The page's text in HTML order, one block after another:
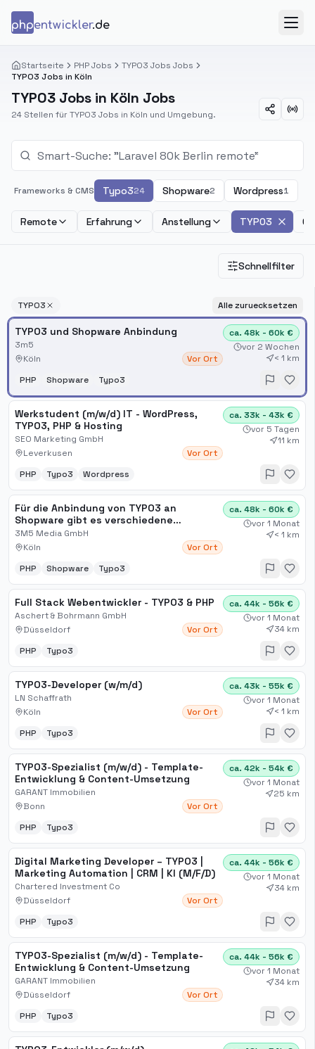
phpentwickler.de
Startseite PHP Jobs
TYPO3 Jobs Jobs
TYPO3 Jobs in Köln
TYPO3 Jobs in Köln Jobs
24 Stellen für TYPO3 Jobs in Köln und Umgebung.
Frameworks & CMS Typo324 Shopware2 Wordpress1
Remote Erfahrung Anstellung TYPO3
Schnellfilter
TYPO3 Alle zuruecksetzen
TYPO3 und Shopware Anbindung
3m5
Köln
Vor Ort
ca. 48k - 60k €
vor 2 Wochen
< 1 km
PHP
Shopware Typo3
Werkstudent (m/w/d) IT - WordPress,
TYPO3, PHP & Hosting
SEO Marketing GmbH
Leverkusen
Vor Ort
ca. 33k - 43k €
vor 5 Tagen
11 km
PHP Typo3 Wordpress
Für die Anbindung von TYPO3 an
Shopware gibt es verschiedene
Möglichkeiten
3M5 Media GmbH
Köln
Vor Ort
ca. 48k - 60k €
vor 1 Monat
< 1 km
PHP Shopware Typo3
Full Stack Webentwickler - TYPO3 & PHP
Aschert & Bohrmann GmbH
Düsseldorf
Vor Ort
ca. 44k - 56k €
vor 1 Monat
34 km
PHP
Typo3
TYPO3-Developer (w/m/d)
LN Schaffrath
Köln
Vor Ort
ca. 43k - 55k €
vor 1 Monat
< 1 km
PHP
Typo3
TYPO3-Spezialist (m/w/d) - Template-
Entwicklung & Content-Umsetzung
GARANT Immobilien
Bonn
Vor Ort
ca. 42k - 54k €
vor 1 Monat
25 km
PHP Typo3
Digital Marketing Developer – TYPO3 |
Marketing Automation | CRM | KI (M/F/D)
Chartered Investment Co
Düsseldorf
Vor Ort
ca. 44k - 56k €
vor 1 Monat
34 km
PHP Typo3
TYPO3-Spezialist (m/w/d) - Template-
Entwicklung & Content-Umsetzung
GARANT Immobilien
Düsseldorf
Vor Ort
ca. 44k - 56k €
vor 1 Monat
34 km
PHP Typo3